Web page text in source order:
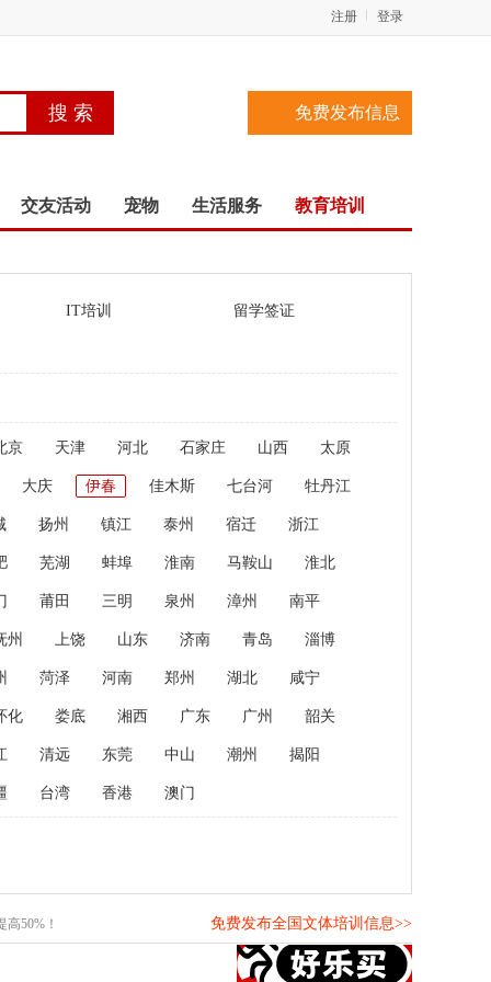
登录
注册
免费发布信息
交友活动 宠物 生活服务 教育培训
IT培训 留学签证
京 天津 河北 石家庄 山西 太原
大庆 伊春 佳木斯 七台河 牡丹江
扬州 镇江 泰州 宿迁 浙江
芜湖 蚌埠 淮南 马鞍山 淮北
莆田 三明 泉州 漳州 南平
州 上饶 山东 济南 青岛 淄博
菏泽 河南 郑州 湖北 咸宁
化 娄底 湘西 广东 广州 韶关
清远 东莞 中山 潮州 揭阳
台湾 香港 澳门
50%！ 免费发布全国文体培训信息>>